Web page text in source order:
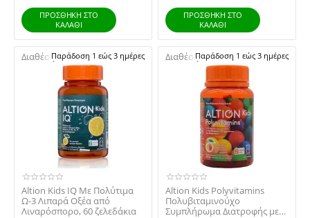
ΠΡΟΣΘΉΚΗ ΣΤΟ
ΚΑΛΆΘΙ
ΠΡΟΣΘΉΚΗ ΣΤΟ
ΚΑΛΆΘΙ
Διαθέσιμο:Παράδοση 1 εώς 3 ημέρες
Altion Kids IQ Με Πολύτιμα
Ω-3 Λιπαρά Οξέα από
Λιναρόσπορο, 60 ζελεδάκια
Διαθέσιμο:Παράδοση 1 εώς 3 ημέρες
Altion Kids Polyvitamins
Πολυβιταμινούχο
Συμπλήρωμα Διατροφής με